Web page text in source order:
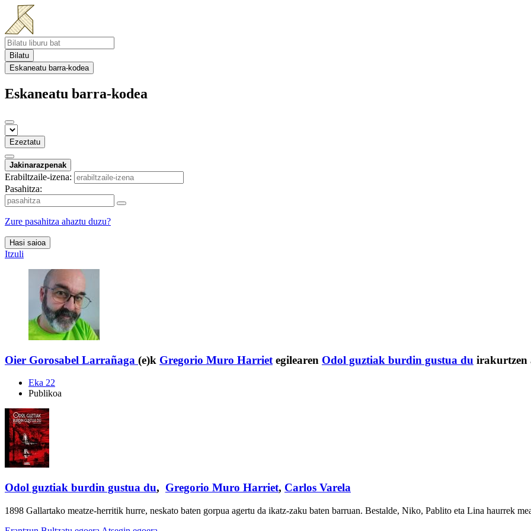
Bilatu
Eskaneatu barra-kodea
Eskaneatu barra-kodea
Ezeztatu
Jakinarazpenak
Erabiltzaile-izena:
Pasahitza:
Zure pasahitza ahaztu duzu?
Hasi saioa
Itzuli
Oier Gorosabel Larrañaga (e)k Gregorio Muro Harriet egilearen Odol guztiak burdin gustua du irakurtzen
Eka 22
Publikoa
Odol guztiak burdin gustua du, Gregorio Muro Harriet, Carlos Varela
1898 Gallartako meatze-herritik hurre, neskato baten gorpua agertu da ikatz-zaku baten barruan. Bestalde, Niko, Pablito eta Lina haurrek